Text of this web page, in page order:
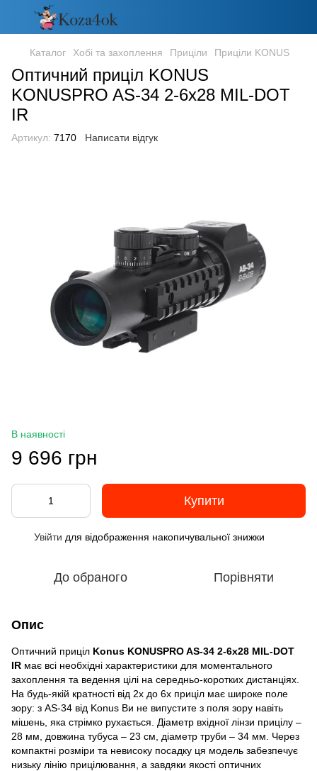
Каталог Хобі та захоплення Приціли Приціли KONUS
Оптичний приціл KONUS
KONUSPRO AS-34 2-6x28 MIL-DOT
IR
Артикул: 7170 Написати відгук
В наявності
9 696 грн
Купити
Увійти для відображення накопичувальної знижки
До обраного Порівняти
Опис
Оптичний приціл Konus KONUSPRO AS-34 2-6x28 MIL-DOT
IR має всі необхідні характеристики для моментального
захоплення та ведення цілі на середньо-коротких дистанціях.
На будь-якій кратності від 2х до 6х приціл має широке поле
зору: з AS-34 від Konus Ви не випустите з поля зору навіть
мішень, яка стрімко рухається. Діаметр вхідної лінзи прицілу –
28 мм, довжина тубуса – 23 см, діаметр труби – 34 мм. Через
компактні розміри та невисоку посадку ця модель забезпечує
низьку лінію прицілювання, а завдяки якості оптичних